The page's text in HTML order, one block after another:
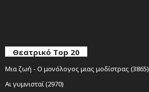
Θεατρικό Top 20
Μια ζωή - Ο μονόλογος μιας μοδίστρας (3865)
Αι γυμνισταί (2970)